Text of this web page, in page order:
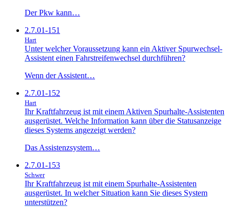
Der Pkw kann…
2.7.01-151
Hart
Unter welcher Voraussetzung kann ein Aktiver Spurwechsel-
Assistent einen Fahrstreifenwechsel durchführen?
Wenn der Assistent…
2.7.01-152
Hart
Ihr Kraftfahrzeug ist mit einem Aktiven Spurhalte-Assistenten
ausgerüstet. Welche Information kann über die Statusanzeige
dieses Systems angezeigt werden?
Das Assistenzsystem…
2.7.01-153
Schwer
Ihr Kraftfahrzeug ist mit einem Spurhalte-Assistenten
ausgerüstet. In welcher Situation kann Sie dieses System
unterstützen?